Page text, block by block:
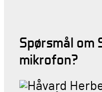
Spørsmål om
mikrofon?